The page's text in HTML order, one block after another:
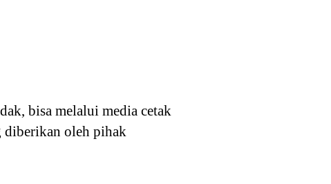
bisa melalui media cetak
diberikan oleh pihak